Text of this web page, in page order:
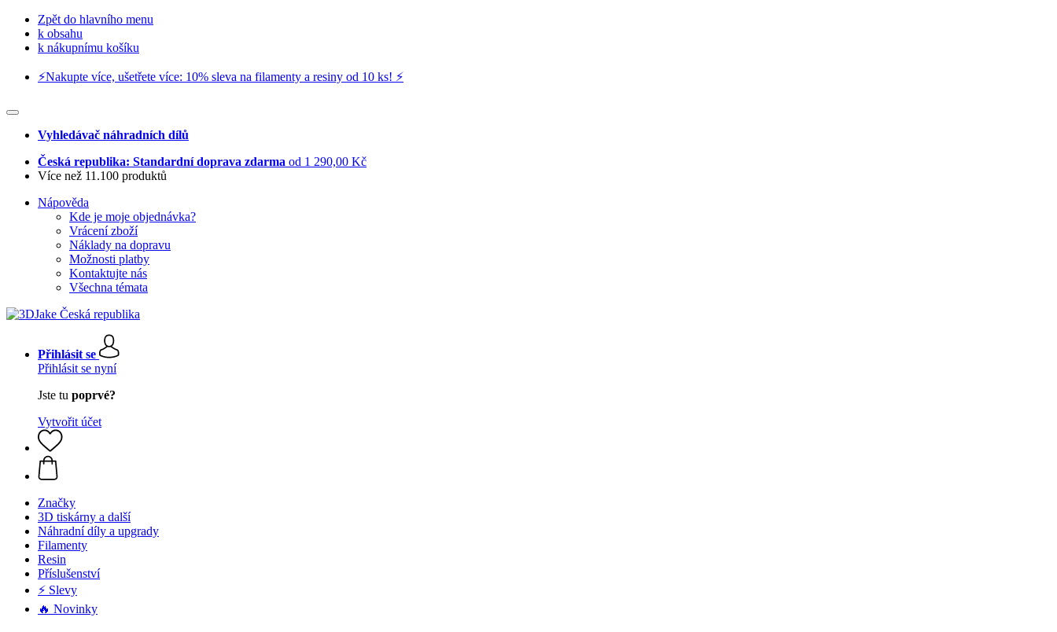
Zpět do hlavního menu
k obsahu
k nákupnímu košíku
⚡️Nakupte více, ušetřete více: 10% sleva na filamenty a resiny od 10 ks! ⚡️
Vyhledávač náhradních dílů
Česká republika: Standardní doprava zdarma od 1 290,00 Kč
Více než 11.100 produktů
Nápověda
Kde je moje objednávka?
Vrácení zboží
Náklady na dopravu
Možnosti platby
Kontaktujte nás
Všechna témata
Přihlásit se
Přihlásit se nyní
Jste tu poprvé?
Vytvořit účet
Značky
3D tiskárny a další
Náhradní díly a upgrady
Filamenty
Resin
Příslušenství
⚡ Slevy
🔥 Novinky